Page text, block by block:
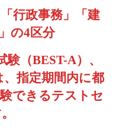
行政事務」「建
の4区分
験（BEST-A）、
、指定期間内に都
できるテストセ